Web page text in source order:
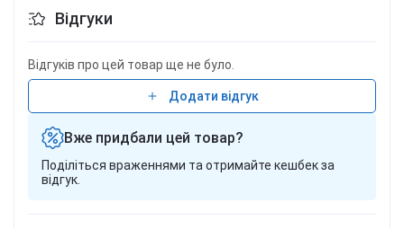
Відгуки
Відгуків про цей товар ще не було.
Додати відгук
Вже придбали цей товар?
Поділіться враженнями та отримайте кешбек за
відгук.